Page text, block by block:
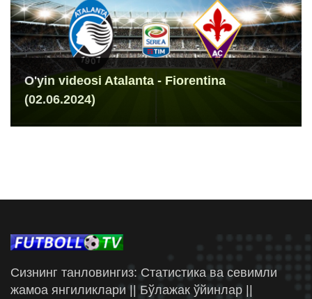
O'yin videosi Atalanta - Fiorentina
(02.06.2024)
Сизнинг танловингиз: Статистика ва севимли
жамоа янгиликлари || Бўлажак ўйинлар ||